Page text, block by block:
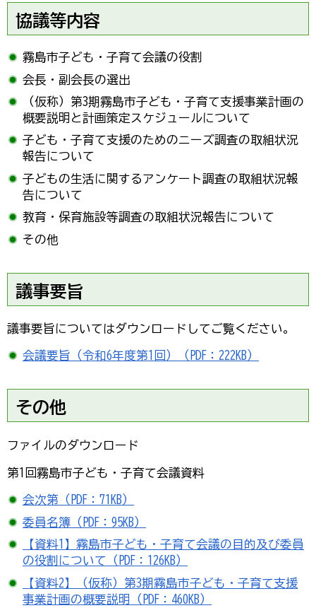
協議等内容
霧島市子ども・子育て会議の役割
会長・副会長の選出
（仮称）第3期霧島市子ども・子育て支援事業計画の
概要説明と計画策定スケジュールについて
子ども・子育て支援のためのニーズ調査の取組状況
報告について
子どもの生活に関するアンケート調査の取組状況報
告について
教育・保育施設等調査の取組状況報告について
その他
議事要旨
議事要旨についてはダウンロードしてご覧ください。
会議要旨（令和6年度第1回）（PDF：222KB）
その他
ファイルのダウンロード
第1回霧島市子ども・子育て会議資料
会次第（PDF：71KB）
委員名簿（PDF：95KB）
【資料1】霧島市子ども・子育て会議の目的及び委員
の役割について（PDF：126KB）
【資料2】（仮称）第3期霧島市子ども・子育て支援
事業計画の概要説明（PDF：460KB）